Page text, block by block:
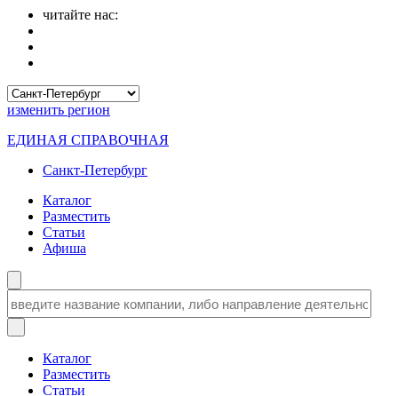
читайте нас:
изменить регион
ЕДИНАЯ СПРАВОЧНАЯ
Санкт-Петербург
Каталог
Разместить
Статьи
Афиша
Каталог
Разместить
Статьи